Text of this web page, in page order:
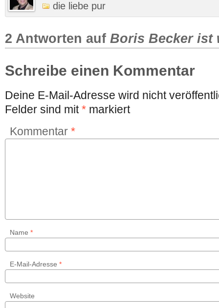
die liebe pur
2 Antworten auf Boris Becker ist
Schreibe einen Kommentar
Deine E-Mail-Adresse wird nicht
Felder sind mit* markiert
Kommentar *
Name *
E-Mail-Adresse *
Website